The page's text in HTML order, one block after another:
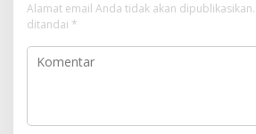
Alamat email Anda tidak akan dipublikasikan.
ditandai *